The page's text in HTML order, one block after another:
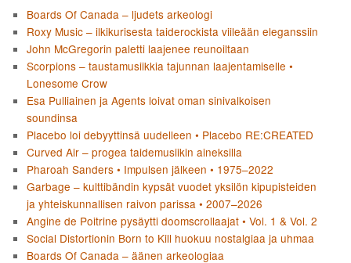
Boards Of Canada – ljudets arkeologi
Roxy Music – ilkikurisesta taiderockista viileään eleganssiin
John McGregorin paletti laajenee reunoiltaan
Scorpions – taustamusiikkia tajunnan laajentamiselle •
Lonesome Crow
Esa Pulliainen ja Agents loivat oman sinivalkoisen
soundinsa
Placebo loi debyyttinsä uudelleen • Placebo RE:CREATED
Curved Air – progea taidemusiikin aineksilla
Pharoah Sanders • Impulsen jälkeen • 1975–2022
Garbage – kulttibändin kypsät vuodet yksilön kipupisteiden
ja yhteiskunnallisen raivon parissa • 2007–2026
Angine de Poitrine pysäytti doomscrollaajat • Vol. 1 & Vol. 2
Social Distortionin Born to Kill huokuu nostalgiaa ja uhmaa
Boards Of Canada – äänen arkeologiaa